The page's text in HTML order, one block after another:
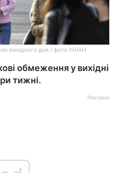
вихідного дня / фото УНІАН
обмеження у вихідні
тижні.
Реклама